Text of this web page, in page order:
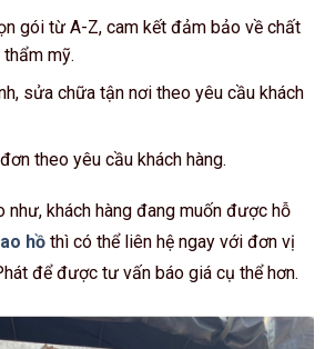
gói từ A-Z, cam kết đảm bảo về chất
mỹ.
sửa chữa tận nơi theo yêu cầu khách
theo yêu cầu khách hàng.
như, khách hàng đang muốn được hỗ
hồ thì có thể liên hệ ngay với đơn vị
để được tư vấn báo giá cụ thể hơn.